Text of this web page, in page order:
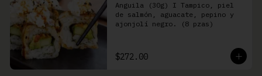
Anguila (30g) I Tampico, piel
de salmón, aguacate, pepino y
ajonjolí negro. (8 pzas)
$272.00